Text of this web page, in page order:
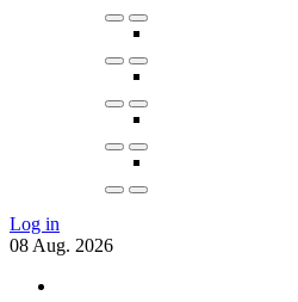
Log in
08 Aug. 2026